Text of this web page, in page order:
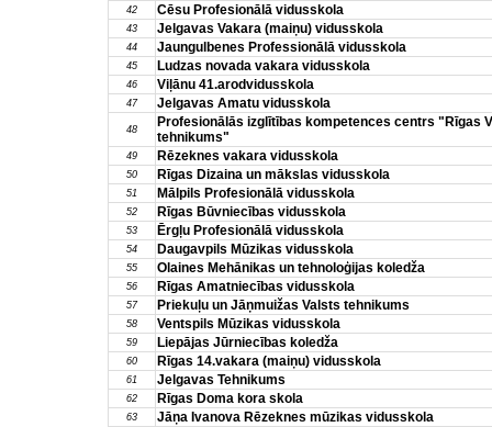
42 Cēsu Profesionālā vidusskola
43 Jelgavas Vakara (maiņu) vidusskola
44 Jaungulbenes Professionālā vidusskola
45 Ludzas novada vakara vidusskola
46 Viļānu 41.arodvidusskola
47 Jelgavas Amatu vidusskola
48
Profesionālās izglītības kompetences centrs "Rīgas
tehnikums"
49 Rēzeknes vakara vidusskola
50 Rīgas Dizaina un mākslas vidusskola
51 Mālpils Profesionālā vidusskola
52 Rīgas Būvniecības vidusskola
53 Ērgļu Profesionālā vidusskola
54 Daugavpils Mūzikas vidusskola
55 Olaines Mehānikas un tehnoloģijas koledža
56 Rīgas Amatniecības vidusskola
57 Priekuļu un Jāņmuižas Valsts tehnikums
58 Ventspils Mūzikas vidusskola
59 Liepājas Jūrniecības koledža
60 Rīgas 14.vakara (maiņu) vidusskola
61 Jelgavas Tehnikums
62 Rīgas Doma kora skola
63 Jāņa Ivanova Rēzeknes mūzikas vidusskola